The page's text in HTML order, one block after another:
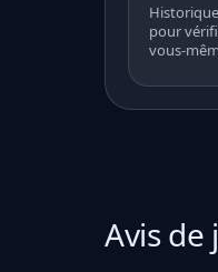
pour
vous-
Avis de